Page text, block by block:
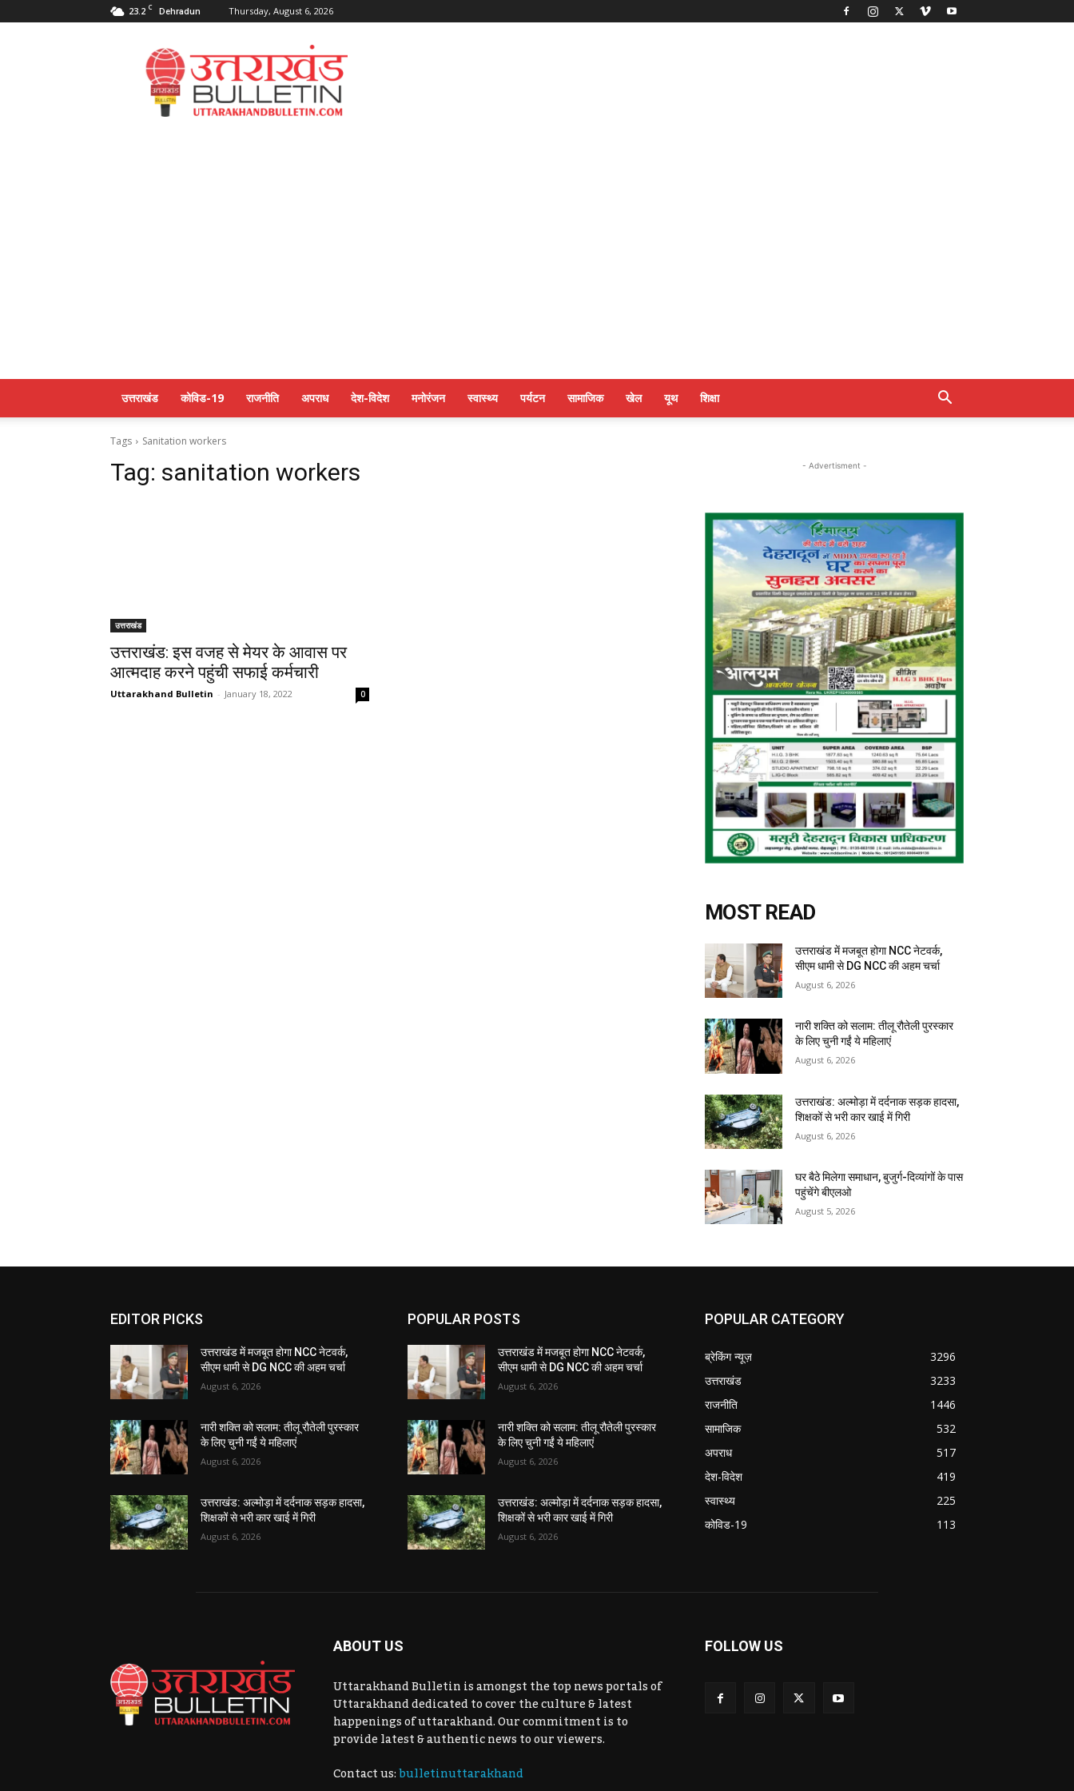
23.2 C Dehradun Thursday, August 6, 2026
Uttarakahnd
Bulletin
उत्तराखंड कोविड-19 राजनीति अपराध देश-विदेश मनोरंजन स्वास्थ्य पर्यटन सामाजिक खेल यूथ शिक्षा
Tags Sanitation workers
Tag: sanitation workers
उत्तराखंड
उत्तराखंड: इस वजह से मेयर के आवास पर
आत्मदाह करने पहुंची सफाई कर्मचारी
Uttarakhand Bulletin - January 18, 2022 0
- Advertisment -
MOST READ
उत्तराखंड में मजबूत होगा NCC नेटवर्क,
सीएम धामी से DG NCC की अहम चर्चा
August 6, 2026
नारी शक्ति को सलाम: तीलू रौतेली पुरस्कार
के लिए चुनी गईं ये महिलाएं
August 6, 2026
उत्तराखंड: अल्मोड़ा में दर्दनाक सड़क हादसा,
शिक्षकों से भरी कार खाई में गिरी
August 6, 2026
घर बैठे मिलेगा समाधान, बुजुर्ग-दिव्यांगों के पास
पहुंचेंगे बीएलओ
August 5, 2026
EDITOR PICKS
उत्तराखंड में मजबूत होगा NCC नेटवर्क,
सीएम धामी से DG NCC की अहम चर्चा
August 6, 2026
नारी शक्ति को सलाम: तीलू रौतेली पुरस्कार
के लिए चुनी गईं ये महिलाएं
August 6, 2026
उत्तराखंड: अल्मोड़ा में दर्दनाक सड़क हादसा,
शिक्षकों से भरी कार खाई में गिरी
August 6, 2026
POPULAR POSTS
उत्तराखंड में मजबूत होगा NCC नेटवर्क,
सीएम धामी से DG NCC की अहम चर्चा
August 6, 2026
नारी शक्ति को सलाम: तीलू रौतेली पुरस्कार
के लिए चुनी गईं ये महिलाएं
August 6, 2026
उत्तराखंड: अल्मोड़ा में दर्दनाक सड़क हादसा,
शिक्षकों से भरी कार खाई में गिरी
August 6, 2026
POPULAR CATEGORY
ब्रेकिंग न्यूज़
3296
उत्तराखंड
3233
राजनीति
1446
सामाजिक
532
अपराध
517
देश-विदेश
419
स्वास्थ्य
225
कोविड-19
113
ABOUT US
Uttarakhand Bulletin is amongst the top news portals of
Uttarakhand dedicated to cover the culture & latest
happenings of uttarakhand. Our commitment is to
provide latest & authentic news to our viewers.
Contact us:bulletinuttarakhand
FOLLOW US